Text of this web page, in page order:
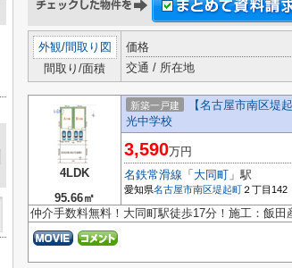
外観/間取り図
間取り/面積
価格
交通 / 所在地
4LDK
95.66㎡
新築一戸建
【名古屋市南区堤
光中学校
3,590万円
名鉄常滑線 「 大同町 」駅
愛知県名古屋市南区堤起町 ２丁目142
仲介手数料無料！大同町駅徒歩17分！施工：飯田